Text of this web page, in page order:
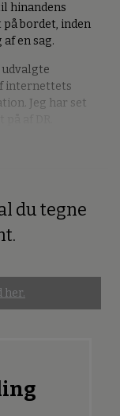
hinandens
bordet, inden
en sag.
internettets
Jeg har set
du tegne
her.